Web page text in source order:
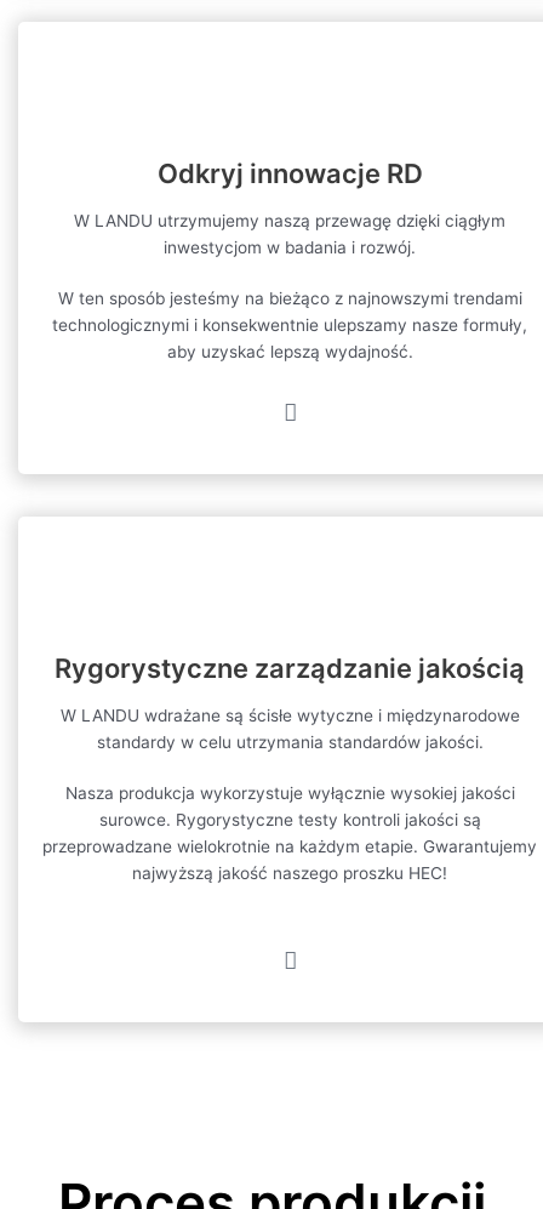
Odkryj innowacje RD
W LANDU utrzymujemy naszą przewagę dzięki ciągłym
inwestycjom w badania i rozwój.
W ten sposób jesteśmy na bieżąco z najnowszymi trendami
technologicznymi i konsekwentnie ulepszamy nasze formuły,
aby uzyskać lepszą wydajność.
Rygorystyczne zarządzanie jakością
W LANDU wdrażane są ścisłe wytyczne i międzynarodowe
standardy w celu utrzymania standardów jakości.
Nasza produkcja wykorzystuje wyłącznie wysokiej jakości
surowce. Rygorystyczne testy kontroli jakości są
przeprowadzane wielokrotnie na każdym etapie. Gwarantujemy
najwyższą jakość naszego proszku HEC!